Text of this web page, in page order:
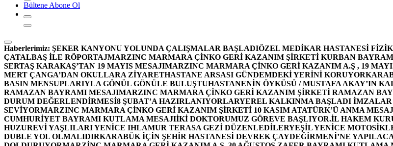
Bültene Abone Ol
Haberlerimiz: ŞEKER KANYONU YOLUNDA ÇALIŞMALAR BAŞLADIÖZEL MEDİKAR HASTANESİ
ÇATALBAŞ İLE RÖPORTAJMARZINC MARMARA ÇİNKO GERİ KAZANIM ŞİRKETİ KURBAN
SERTAŞ KARAKAŞ’TAN 19 MAYIS MESAJIMARZINC MARMARA ÇİNKO GERİ KAZANIM A.Ş , 19
MERT ÇANGA’DAN OKULLARA ZİYARETHASTANE ARSASI GÜNDEMDEKİ YERİNİ KORUYOR
BASIN MENSUPLARIYLA GÖNÜL GÖNÜLE BULUŞTUHASTANENİN ÖYKÜSÜ / MUSTAFA AKAY’IN
RAMAZAN BAYRAMI MESAJIMARZINC MARMARA ÇİNKO GERİ KAZANIM ŞİRKETİ RAMAZAN
DURUM DEĞERLENDİRMESİ8 ŞUBAT’A HAZIRLANIYORLARYEREL KALKINMA BAŞLADI
SEVİYORMARZINC MARMARA ÇİNKO GERİ KAZANIM ŞİRKETİ 10 KASIM ATATÜRK’Ü ANMA
CUMHURİYET BAYRAMI KUTLAMA MESAJIİKİ DOKTORUMUZ GÖREVE BAŞLIYOR.İL HAKEM
HUZUREVİ YAŞLILARI YENİCE IHLAMUR TERASA GEZİ DÜZENLEDİLERYEŞİL YENİCE
DUBLE YOL OLMALIDIRKARABÜK İÇİN ŞEHİR HASTANESİ DEVREK ÇAYDEĞİRMENİ’NE